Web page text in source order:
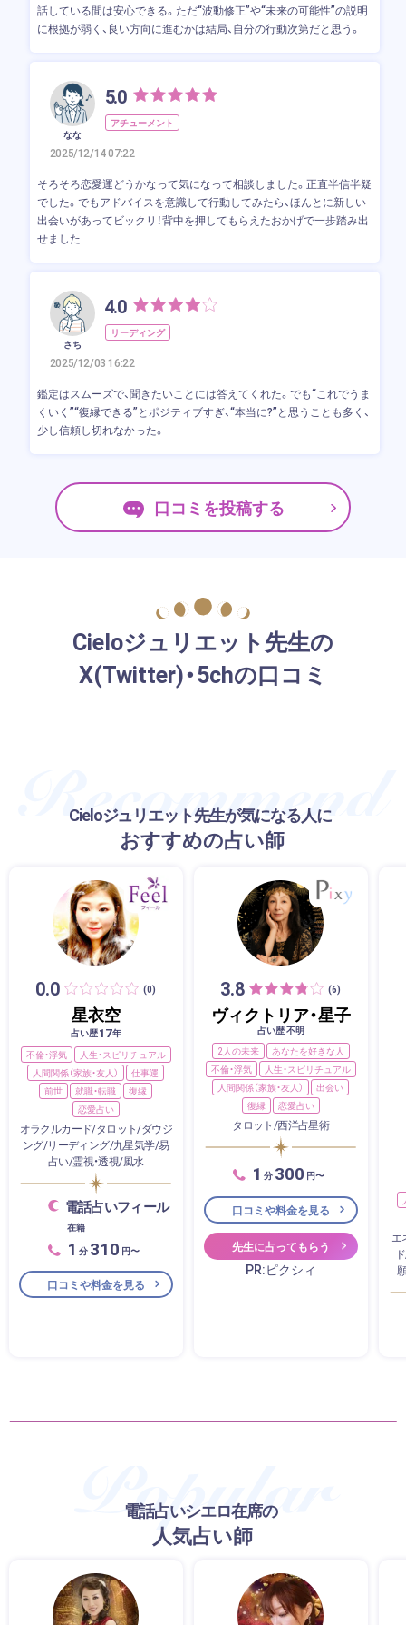
話している間は安心できる。ただ“波動修正”や“未来の可能性”の説明
に根拠が弱く、良い方向に進むかは結局、自分の行動次第だと思う。
なな
5.0
アチューメント
2025/12/14 07:22
そろそろ恋愛運どうかなって気になって相談しました。正直半信半疑
でした。でもアドバイスを意識して行動してみたら、ほんとに新しい
出会いがあってビックリ！背中を押してもらえたおかげで一歩踏み出
せました
さち
4.0
リーディング
2025/12/03 16:22
鑑定はスムーズで、聞きたいことには答えてくれた。でも“これでうま
くいく”“復縁できる”とポジティブすぎ、“本当に?”と思うことも多く、
少し信頼し切れなかった。
口コミを投稿する
Cieloジュリエット先生の
X(Twitter)・5chの口コミ
Cieloジュリエット先生が気になる人に
おすすめの占い師
0.0 (0)
星衣空
占い歴17年
不倫・浮気
人生・スピリチュアル
人間関係（家族・友人）
仕事運
前世
就職・転職
復縁
恋愛占い
オラクルカード/タロット/ダウジ
ング/リーディング/九星気学/易
占い/霊視・透視/風水
電話占いフィール
在籍
1 分 310 円〜
口コミや料金を見る
3.8 (6)
ヴィクトリア・星子
占い歴 不明
2人の未来
あなたを好きな人
不倫・浮気
人生・スピリチュアル
人間関係（家族・友人）
出会い
復縁
恋愛占い
タロット/西洋占星術
1 分 300 円〜
口コミや料金を見る
先生に占ってもらう
PR:ピクシィ
エ
電話占いシエロ在席の
人気占い師